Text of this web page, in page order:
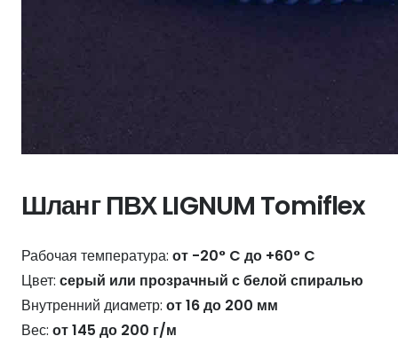
Шланг ПВХ LIGNUM Tomiflex
Рабочая температура: от -20° C до +60° C
Цвет: серый или прозрачный с белой спиралью
Внутренний диaметр: от 16 до 200 мм
Вес: от 145 до 200 г/м